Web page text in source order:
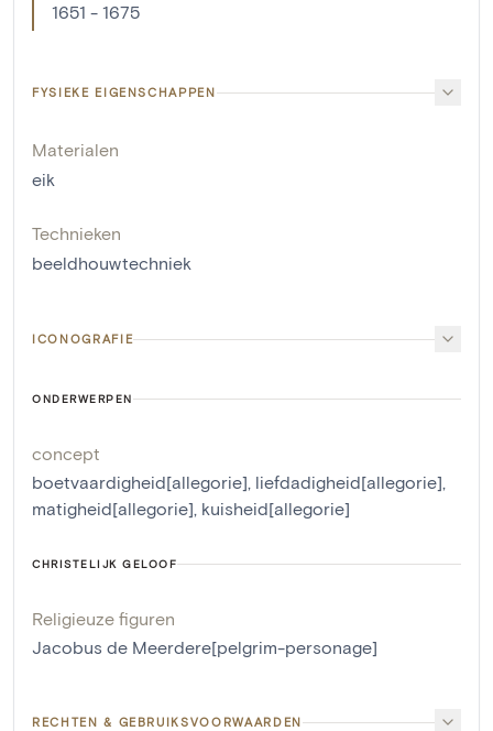
1651 - 1675
FYSIEKE EIGENSCHAPPEN
Materialen
eik
Technieken
beeldhouwtechniek
ICONOGRAFIE
ONDERWERPEN
concept
boetvaardigheid[allegorie], liefdadigheid[allegorie],
matigheid[allegorie], kuisheid[allegorie]
CHRISTELIJK GELOOF
Religieuze figuren
Jacobus de Meerdere[pelgrim-personage]
RECHTEN & GEBRUIKSVOORWAARDEN